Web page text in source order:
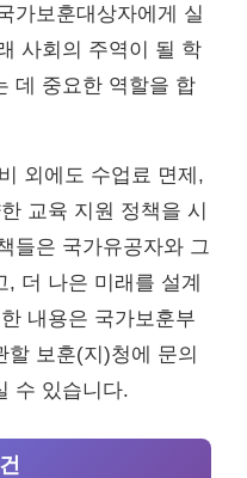
가보훈대상자에게 실
사회의 주역이 될 학
데 중요한 역할을 합
외에도 수업료 면제,
교육 지원 정책을 시
들은 국가유공자와 그
, 더 나은 미래를 설계
내용은 국가보훈부
할 보훈(지)청에 문의
수 있습니다.